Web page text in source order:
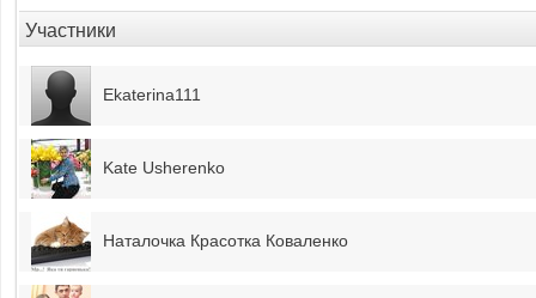
Участники
Ekaterina111
Kate Usherenko
Наталочка Красотка Коваленко